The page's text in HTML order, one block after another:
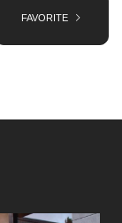
FAVORITE